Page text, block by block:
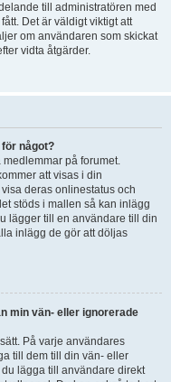
till administratören med
Det är väldigt viktigt att
om användaren som skickat
vidta åtgärder.
något?
på forumet.
att visas i din
deras onlinestatus och
stöds i mallen så kan inlägg
lägger till en användare till din
inlägg de gör att döljas
min vän- eller ignorerade
På varje användares
till dem till din vän- eller
lägga till användare direkt